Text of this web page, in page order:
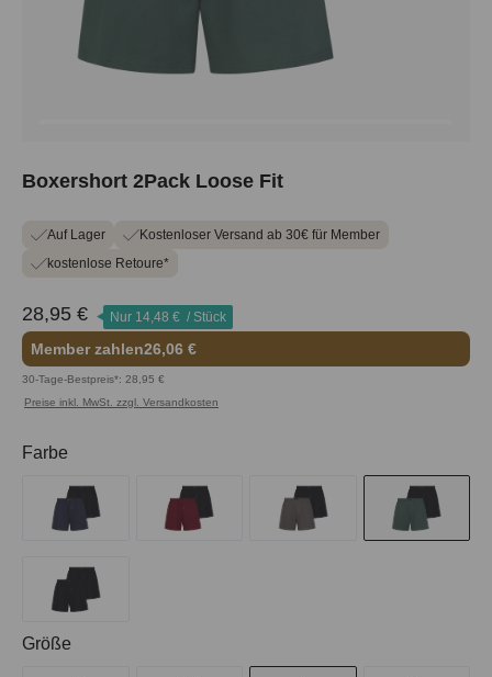
Boxershort 2Pack Loose Fit
Auf Lager
Kostenloser Versand ab 30€ für Member
kostenlose Retoure*
28,95 € Nur 14,48 € / Stück
Member zahlen26,06 €
30-Tage-Bestpreis*: 28,95 €
Preise inkl. MwSt. zzgl. Versandkosten
Farbe
Größe